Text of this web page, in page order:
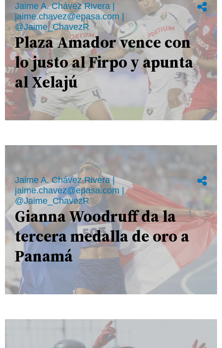
Jaime A. Chávez Rivera |
jaime.chavez@epasa.com |
@Jaime_ChavezR
Plaza Amador vence con
lo justo al Firpo y apunta
al Xelajú
Jaime A. Chávez Rivera |
jaime.chavez@epasa.com |
@Jaime_ChavezR
Gianna Woodruff da la
tercera medalla de oro a
Panamá